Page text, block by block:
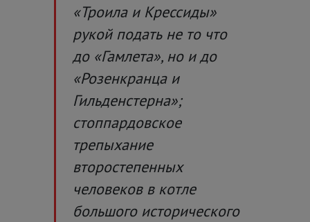
«Троила и Крессиды»
рукой подать не то что
до «Гамлета», но и до
«Розенкранца и
Гильденстерна»;
стоппардовское
трепыхание
второстепенных
человеков в котле
большого исторического